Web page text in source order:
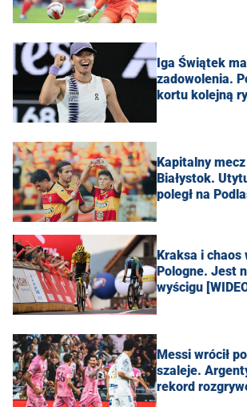
Iga Świątek
zadowolenia.
kortu kolejną
Kapitalny
Białystok.
poległ na
Kraksa i chaos
Pologne. Jest
wyścigu
Messi wrócił
szaleje.
rekord